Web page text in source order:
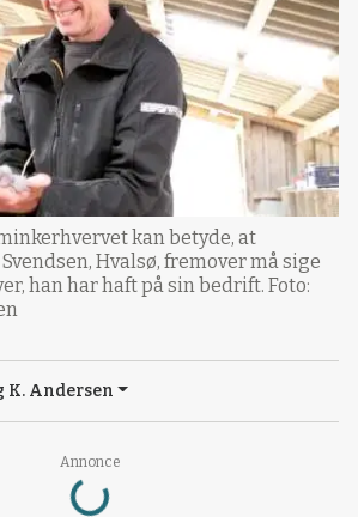
Annonce
Loading...
kan betyde, at
Hvalsø, fremover må sige
han har haft på sin bedrift. Foto:
K. Andersen